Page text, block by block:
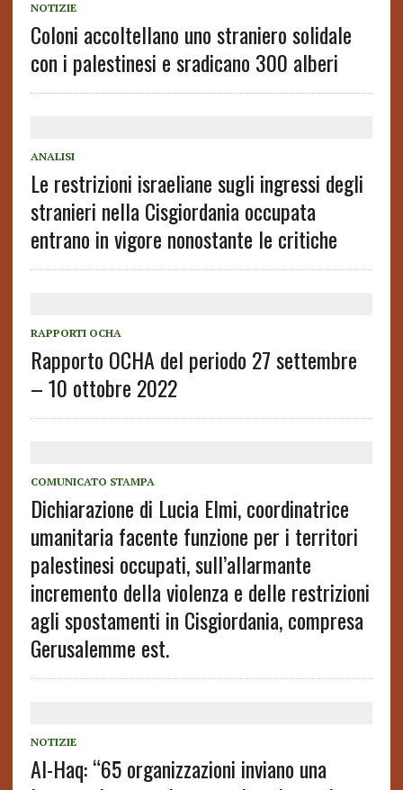
NOTIZIE
Coloni accoltellano uno straniero solidale
con i palestinesi e sradicano 300 alberi
ANALISI
Le restrizioni israeliane sugli ingressi degli
stranieri nella Cisgiordania occupata
entrano in vigore nonostante le critiche
RAPPORTI OCHA
Rapporto OCHA del periodo 27 settembre
– 10 ottobre 2022
COMUNICATO STAMPA
Dichiarazione di Lucia Elmi, coordinatrice
umanitaria facente funzione per i territori
palestinesi occupati, sull’allarmante
incremento della violenza e delle restrizioni
agli spostamenti in Cisgiordania, compresa
Gerusalemme est.
NOTIZIE
Al-Haq: “65 organizzazioni inviano una